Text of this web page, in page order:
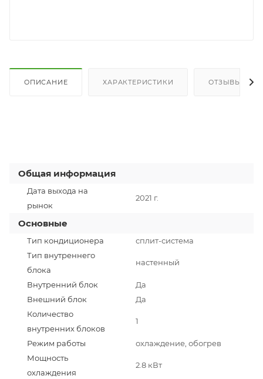
ОПИСАНИЕ ХАРАКТЕРИСТИКИ ОТЗЫВЫ
Общая информация
Дата выхода на
рынок
2021 г.
Основные
Тип кондиционера
сплит-система
Тип внутреннего
блока
настенный
Внутренний блок
Да
Внешний блок
Да
Количество
внутренних блоков
1
Режим работы
охлаждение, обогрев
Мощность
охлаждения
2.8 кВт